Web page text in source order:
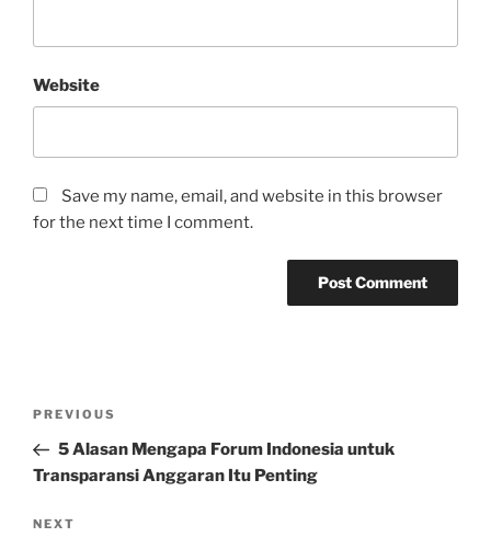
Website
Save my name, email, and website in this browser
for the next time I comment.
Previous
Post
PREVIOUS
5 Alasan Mengapa Forum Indonesia untuk
Transparansi Anggaran Itu Penting
Next
NEXT